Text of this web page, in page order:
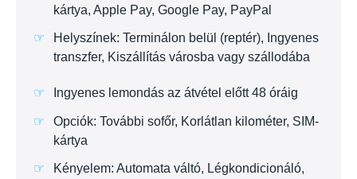
kártya, Apple Pay, Google Pay, PayPal
Helyszínek: Terminálon belül (reptér), Ingyenes
transzfer, Kiszállítás városba vagy szállodába
Ingyenes lemondás az átvétel előtt 48 óráig
Opciók: További sofőr, Korlátlan kilométer, SIM-
kártya
Kényelem: Automata váltó, Légkondicionáló,